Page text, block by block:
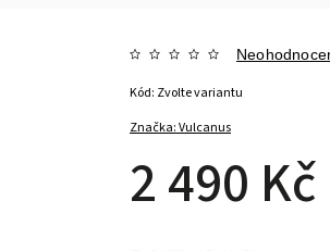
Značka:Vulcanus
2 490 Kč
Kód: Zvolte variantu